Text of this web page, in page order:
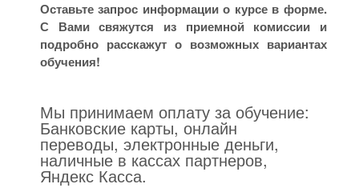
Оставьте запрос информации о курсе в форме.
С Вами свяжутся из приемной комиссии и
подробно расскажут о возможных вариантах
обучения!
Мы принимаем оплату за обучение:
Банковские карты, онлайн
переводы, электронные деньги,
наличные в кассах партнеров,
Яндекс Касса.